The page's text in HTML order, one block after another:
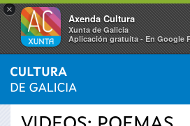
×
Axenda Cultura
Xunta de Galicia
Aplicación gratuíta - En Google
Se
INICIO › ACTUALIDAD